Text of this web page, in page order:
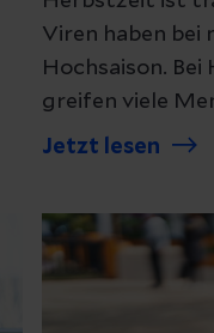
Viren haben
Hochsaison.
greifen viele
Hausmittel
Ratschläge aus
Prüfstand.
Jetzt lesen